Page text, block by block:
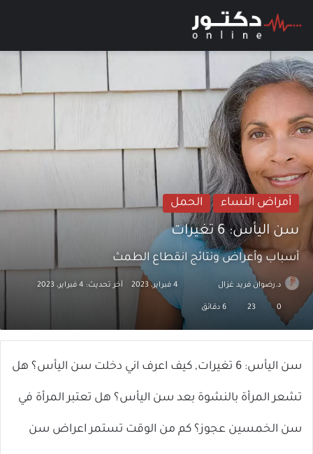
أمراض النساء الحمل
سن اليأس: 6 تغيرات
أسباب وأعراض ونتائج انقطاع الطمث
د.رضوان فريد غزال
على
إلكترونيا
4 فبراير، 2023 آخر تحديث: 4 فبراير، 2023
0
23
سن اليأس: 6 تغيرات, كيف اعرف اني دخلت سن اليأس؟ هل
تشعر المرأة بالنشوة بعد سن اليأس؟ هل تعتبر المرأة في
سن الخمسين عجوز؟ كم من الوقت تستمر اعراض سن